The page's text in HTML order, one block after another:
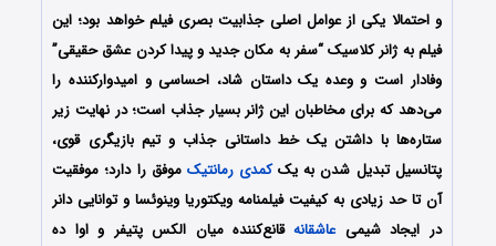
و احتمالا یکی از عوامل اصلی جذابیت بصری فیلم خواهد بود؛ این
فیلم به ژانر کلاسیک “سفر به مکان جدید و پیدا کردن عشق حقیقی”
وفادار است و وعده یک داستان شاد، احساسی و امیدوارکننده را
می‌دهد که برای مخاطبان این ژانر بسیار جذاب است؛ در نهایت زیر
ستاره‌ها با داشتن یک خط داستانی جذاب و تیم بازیگری قوی،
پتانسیل تبدیل شدن به یککمدی رمانتیک موفق را دارد؛ موفقیت
آن تا حد زیادی به کیفیت فیلمنامه ویکتوریا وینوئسا و توانایی دانر
در ایجاد شیمیعاشقانهقانع‌کننده میان الکس پتیفر و اوا ده